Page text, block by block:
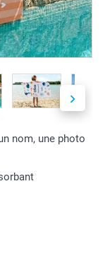
nom, une photo